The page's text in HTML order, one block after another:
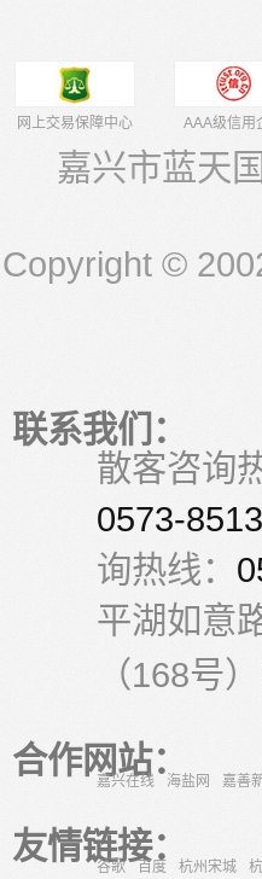
网上交易保障中心 AAA级信用
嘉兴市蓝天
Copyright ©
联系我们：
散客咨询
0573-
询热线：
平湖如意
（168号）
合作网站：
嘉兴在线 海盐网 嘉善
友情链接：
谷歌 百度 杭州宋城